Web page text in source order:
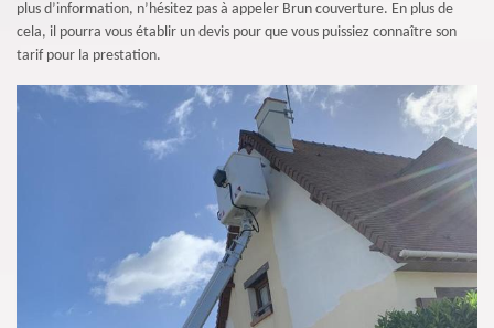
plus d’information, n’hésitez pas à appeler Brun couverture. En plus de
cela, il pourra vous établir un devis pour que vous puissiez connaître son
tarif pour la prestation.